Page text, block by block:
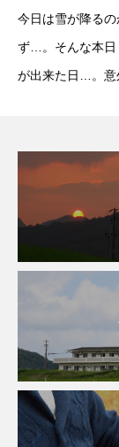
今日は雪が降る
ず…。そんな本日
が出来た日…。意